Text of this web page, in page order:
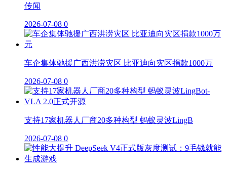
传闻
2026-07-08 0
车企集体驰援广西洪涝灾区 比亚迪向灾区捐款1000万
2026-07-08 0
支持17家机器人厂商20多种构型 蚂蚁灵波LingB
2026-07-08 0